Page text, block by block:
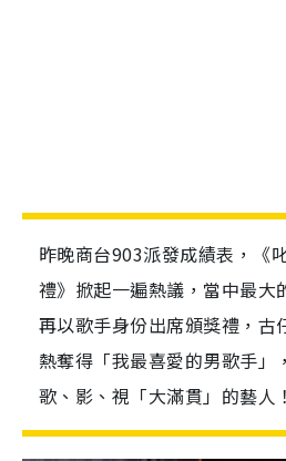
昨晚商台903派發成績表，《
禮》掀起一遍熱議，當中最大
再以歌手身份出席頒獎禮，古
熱奪得「我最喜愛的男歌手」
歌、影、視「大滿貫」的藝人！